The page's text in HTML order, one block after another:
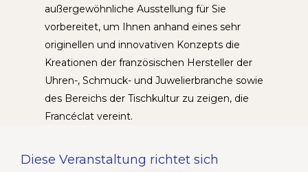
außergewöhnliche Ausstellung für Sie
vorbereitet, um Ihnen anhand eines sehr
originellen und innovativen Konzepts die
Kreationen der französischen Hersteller der
Uhren-, Schmuck- und Juwelierbranche sowie
des Bereichs der Tischkultur zu zeigen, die
Francéclat vereint.
Diese Veranstaltung richtet sich